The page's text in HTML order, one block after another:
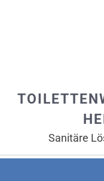
Sanitäre